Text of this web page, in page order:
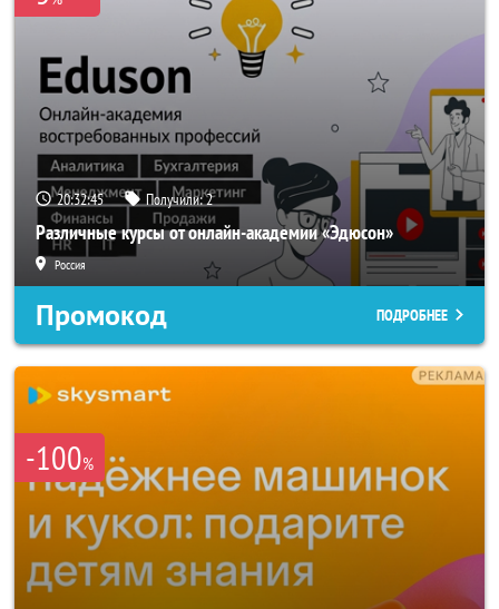
20:32:43 Получили:2
Различные курсы от онлайн-академии «Эдюсон»
Россия
Промокод ПОДРОБНЕЕ
-100%